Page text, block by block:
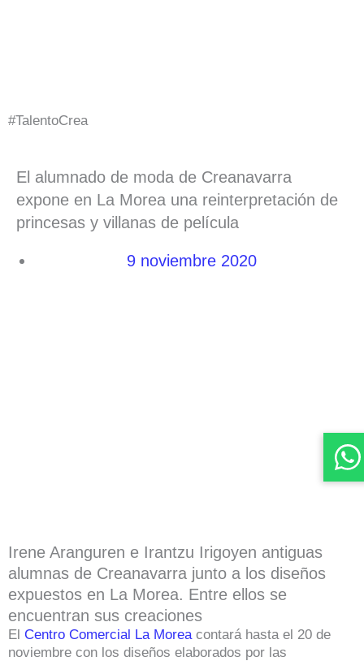
#TalentoCrea
El alumnado de moda de Creanavarra
expone en La Morea una reinterpretación de
princesas y villanas de película
9 noviembre 2020
Irene Aranguren e Irantzu Irigoyen antiguas
alumnas de Creanavarra junto a los diseños
expuestos en La Morea. Entre ellos se
encuentran sus creaciones
El Centro Comercial La Moreacontará hasta el 20 de
noviembre con los diseños elaborados por las